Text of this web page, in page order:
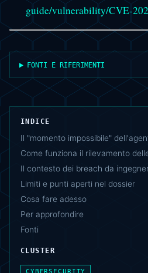
guide/vulnerability/CVE-
FONTI E RIFERIMENTI
INDICE
Il "momento impossibile"
Come funziona il rilevamento
Il contesto dei breach da
Limiti e punti aperti nel dossier
Cosa fare adesso
Per approfondire
Fonti
CLUSTER